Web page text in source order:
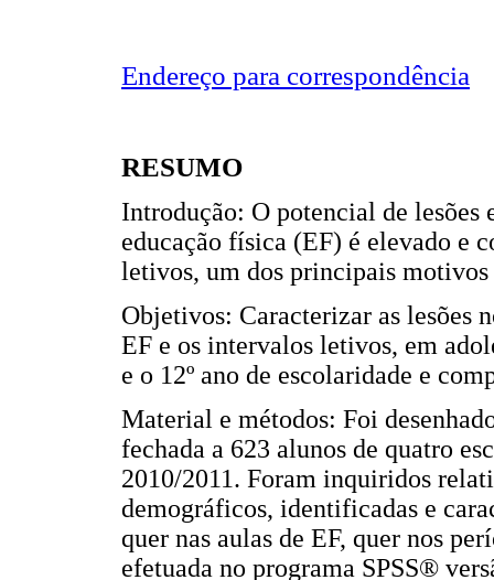
Endereço para correspondência
RESUMO
Introdução: O potencial de lesões
educação física (EF) é elevado e
letivos, um dos principais
Objetivos: Caracterizar as lesões
EF e os intervalos letivos, em
e o 12º ano de escolaridade e
Material e métodos: Foi
fechada a 623 alunos de quatro
2010/2011. Foram inquiridos
demográficos, identificadas e
quer nas aulas de EF, quer nos
efetuada no programa SPSS®